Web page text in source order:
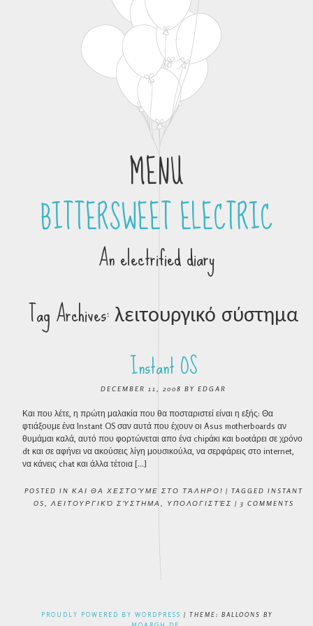
MENU
Skip to contentBITTERSWEET ELECTRIC
An electrified diary
Tag Archives:λειτουργικό σύστημα
Instant OS
DECEMBER 11, 2008 BY EDGAR
Και που λέτε, η πρώτη μαλακία που θα ποσταριστεί είναι η εξής: Θα
φτιάξουμε ένα Instant OS σαν αυτά που έχουν οι Asus motherboards αν
θυμάμαι καλά, αυτό που φορτώνεται απο ένα chipάκι και bootάρει σε χρόνο
dt και σε αφήνει να ακούσεις λίγη μουσικούλα, να σερφάρεις στο internet,
να κάνεις chat και άλλα τέτοια […]
POSTED IN ΚΑΙ ΘΑ ΧΕΣΤΟΎΜΕ ΣΤΟ ΤΆΛΗΡΟ! | TAGGED INSTANT
OS
ΛΕΙΤΟΥΡΓΙΚΌ ΣΎΣΤΗΜΑ ΥΠΟΛΟΓΙΣΤΈΣ | 3 COMMENTS
POST NAVIGATION
PROUDLY POWERED BY WORDPRESS | THEME: BALLOONS BY